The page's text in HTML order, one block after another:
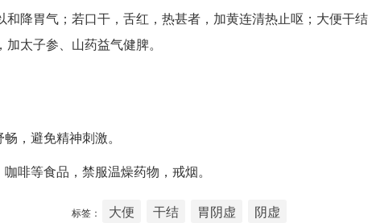
降胃气；若口干，舌红，热甚者，加黄连清热止呕；大便干
太子参、山药益气健脾。
，避免精神刺激。
啡等食品，禁服温燥药物，戒烟。
标签： 大便 干结 胃阴虚 阴虚